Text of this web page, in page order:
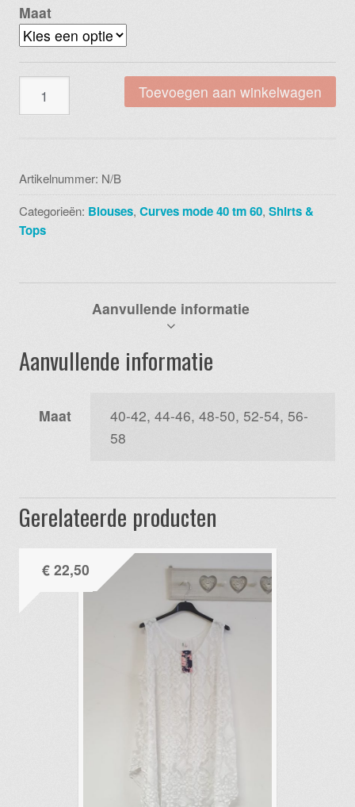
Maat
flowing
lines
plum
aantal
Toevoegen aan winkelwagen
Artikelnummer: N/B
Categorieën: Blouses,Curves mode 40 tm 60,Shirts &
Tops
Aanvullende informatie
Aanvullende informatie
Maat
40-42, 44-46, 48-50, 52-54, 56-
58
Gerelateerde producten
€22,50